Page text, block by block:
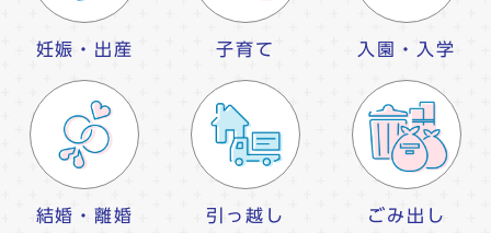
妊娠・出産 子育て 入園・入学
結婚・離婚 引っ越し ごみ出し